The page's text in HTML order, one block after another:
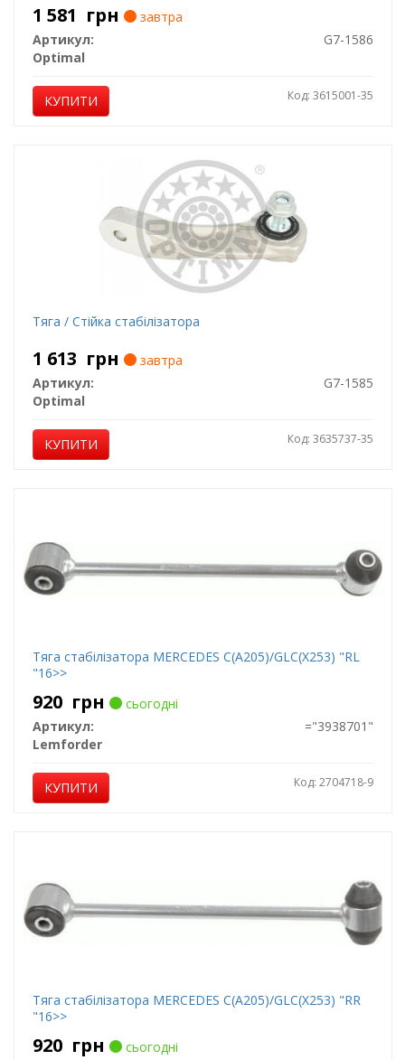
1 581 грн
завтра
Артикул:
G7-1586
Optimal
КУПИТИ Код: 3615001-35
Тяга / Стійка стабілізатора
1 613 грн
завтра
Артикул:
G7-1585
Optimal
КУПИТИ Код: 3635737-35
Тяга стабілізатора MERCEDES C(A205)/GLC(X253) "RL
"16>>
920 грн
сьогодні
Артикул:
="3938701"
Lemforder
КУПИТИ Код: 2704718-9
Тяга стабілізатора MERCEDES C(A205)/GLC(X253) "RR
"16>>
920 грн
сьогодні